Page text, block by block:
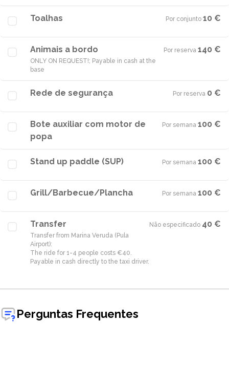
Toalhas Por conjunto·10 €
Animais a bordo
ONLY ON REQUEST!; Payable in cash at the
base
Por reserva·140 €
Rede de segurança Por reserva·0 €
Bote auxiliar com motor de
popa
Por semana·100 €
Stand up paddle (SUP) Por semana·100 €
Grill/Barbecue/Plancha Por semana·100 €
Transfer
Transfer from Marina Veruda (Pula
Airport):
The ride for 1-4 people costs €40.
Payable in cash directly to the taxi driver.
Não especificado·40 €
Perguntas Frequentes